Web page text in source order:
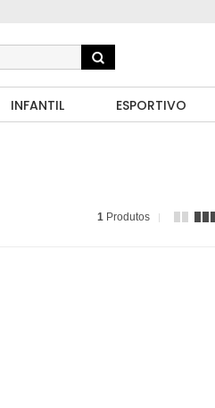
INFANTIL ESPORTIVO
1 Produtos